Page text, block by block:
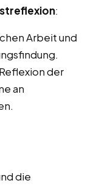
:
Arbeit und
der
an
die